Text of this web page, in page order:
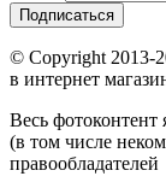
Подписаться
© Copyright 2013-
в интернет
Весь фотоконтент
(в том числе
правообладателей